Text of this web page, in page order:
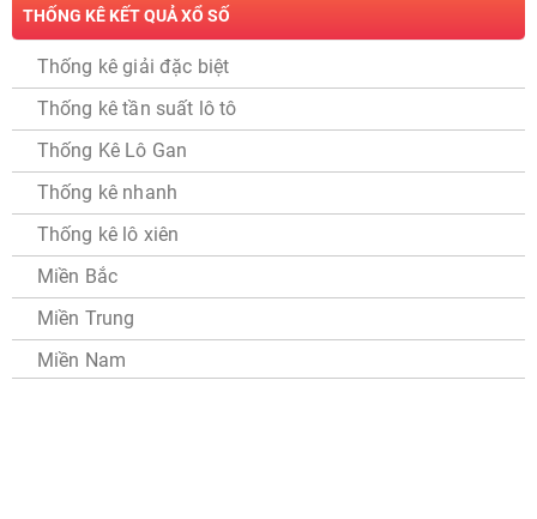
THỐNG KÊ KẾT QUẢ XỔ SỐ
Thống kê giải đặc biệt
Thống kê tần suất lô tô
Thống Kê Lô Gan
Thống kê nhanh
Thống kê lô xiên
Miền Bắc
Miền Trung
Miền Nam